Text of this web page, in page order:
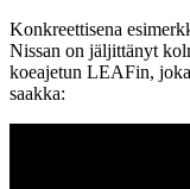
Konkreettisena
Nissan on jäljittänyt
koeajetun LEAFin,
saakka: